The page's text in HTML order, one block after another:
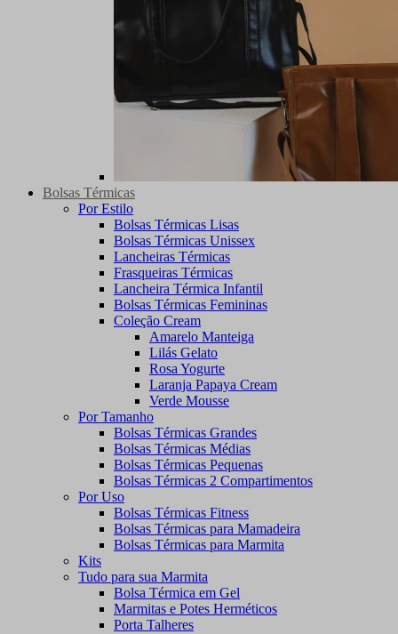
Bolsas Térmicas
Por Estilo
Bolsas Térmicas Lisas
Bolsas Térmicas Unissex
Lancheiras Térmicas
Frasqueiras Térmicas
Lancheira Térmica Infantil
Bolsas Térmicas Femininas
Coleção Cream
Amarelo Manteiga
Lilás Gelato
Rosa Yogurte
Laranja Papaya Cream
Verde Mousse
Por Tamanho
Bolsas Térmicas Grandes
Bolsas Térmicas Médias
Bolsas Térmicas Pequenas
Bolsas Térmicas 2 Compartimentos
Por Uso
Bolsas Térmicas Fitness
Bolsas Térmicas para Mamadeira
Bolsas Térmicas para Marmita
Kits
Tudo para sua Marmita
Bolsa Térmica em Gel
Marmitas e Potes Herméticos
Porta Talheres